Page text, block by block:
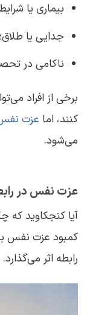
بیماری یا
جدایی یا طلاق؛
ناکامی در
برخی از افراد
کنند، اما عزت
می‌شود.
عزت نفس در
آیا کنجکاوید که
کمبود عزت نفس
رابطه اثر می‌گذارد.